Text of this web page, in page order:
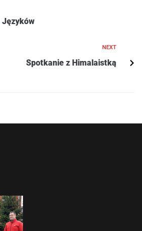
Języków
NEXT
Spotkanie z Himalaistką